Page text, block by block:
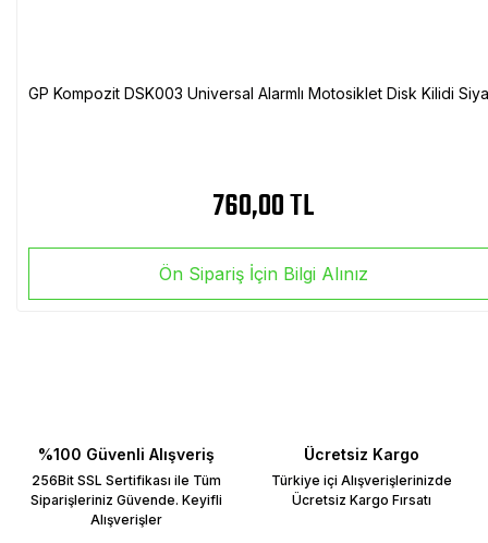
GP Kompozit DSK003 Universal Alarmlı Motosiklet Disk Kilidi
760,00 TL
Ön Sipariş İçin Bilgi Alınız
%100 Güvenli Alışveriş
256Bit SSL Sertifikası ile Tüm
Siparişleriniz Güvende. Keyifli
Alışverişler
Ücretsiz Kargo
Türkiye içi Alışverişlerinizde
Ücretsiz Kargo Fırsatı